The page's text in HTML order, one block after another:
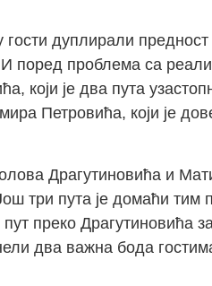
гости дуплирали
поред проблема са
који је два пута
Петровића, који је
Драгутиновића и
три пута је домаћи тим
преко Драгутиновића
два важна бода